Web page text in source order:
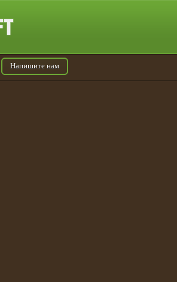
Напишите нам